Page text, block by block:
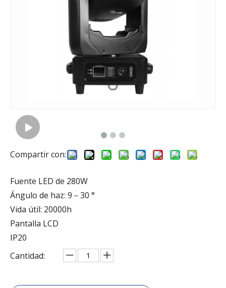
Compartir con:
Fuente LED de 280W
Ángulo de haz: 9－30 °
Vida útil: 20000h
Pantalla LCD
IP20
Cantidad: